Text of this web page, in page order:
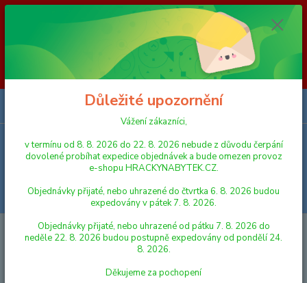
Vážení zákazníci, v termínu od 8. 8. 2026 do 23. 8. 2026 nebude z
důvodu čerpání dovolené probíhat expedice objednávek a bude omezen
provoz e-shopu HRACKYNABYTEK.CZ. Objednávky přijaté, nebo
uhrazené do čtvrtka 6. 8. 2026 budou expedovány v pátek 7. 8. 2026.
Objednávky přijaté, nebo uhrazené od pátku 7. 8. 2026 do neděle 23. 8.
2026 budou postupně expedovány od pondělí 24. 8. 2026. Děkujeme za
pochopení HRACKYNABYTEK.CZ
Menu
Hledat
AUTA, LODĚ, LETADLA OSOBNÍ AUTA
Hot Wheels 20 ks
angličák
Hot Wheels 20 ks angličák
Důležité upozornění
Vážení zákazníci,
v termínu od 8. 8. 2026 do 22. 8. 2026 nebude z důvodu čerpání
dovolené probíhat expedice objednávek a bude omezen provoz
e-shopu HRACKYNABYTEK.CZ.
Objednávky přijaté, nebo uhrazené do čtvrtka 6. 8. 2026 budou
expedovány v pátek 7. 8. 2026.
Objednávky přijaté, nebo uhrazené od pátku 7. 8. 2026 do
neděle 22. 8. 2026 budou postupně expedovány od pondělí 24.
8. 2026.
Děkujeme za pochopení